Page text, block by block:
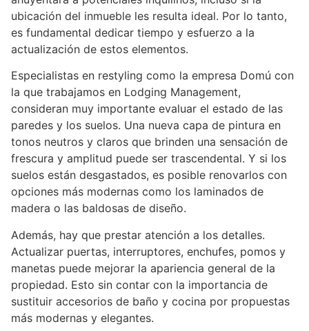
ubicación del inmueble les resulta ideal. Por lo tanto,
es fundamental dedicar tiempo y esfuerzo a la
actualización de estos elementos.
Especialistas en restyling como la empresa Domú con
la que trabajamos en Lodging Management,
consideran muy importante evaluar el estado de las
paredes y los suelos. Una nueva capa de pintura en
tonos neutros y claros que brinden una sensación de
frescura y amplitud puede ser trascendental. Y si los
suelos están desgastados, es posible renovarlos con
opciones más modernas como los laminados de
madera o las baldosas de diseño.
Además, hay que prestar atención a los detalles.
Actualizar puertas, interruptores, enchufes, pomos y
manetas puede mejorar la apariencia general de la
propiedad. Esto sin contar con la importancia de
sustituir accesorios de baño y cocina por propuestas
más modernas y elegantes.